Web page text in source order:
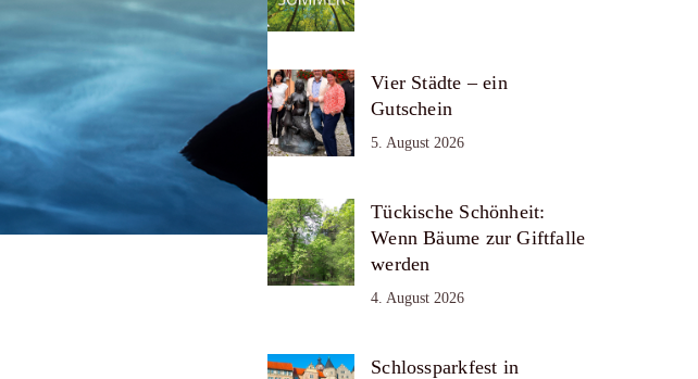
Vier Städte – ein
Gutschein
5. August 2026
Tückische Schönheit:
Wenn Bäume zur Giftfalle
werden
4. August 2026
Schlossparkfest in